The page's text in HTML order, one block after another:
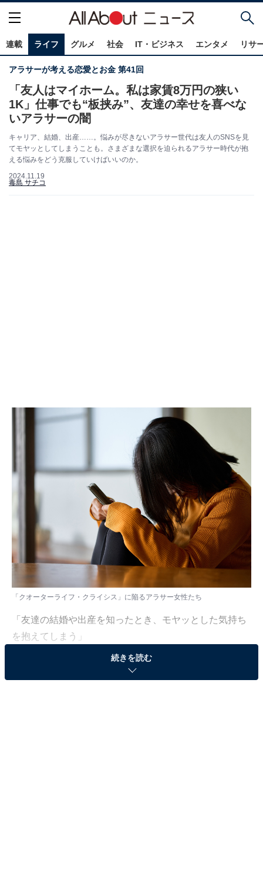
連載 ライフ グルメ 社会 IT・ビジネス エンタメ リサ
アラサーが考える恋愛とお金 第41回
「友人はマイホーム。私は家賃8万円の狭い
1K」仕事でも“板挟み”、友達の幸せを喜べな
いアラサーの闇
キャリア、結婚、出産……。悩みが尽きないアラサー世代は友人のSNSを見
てモヤッとしてしまうことも。さまざまな選択を迫られるアラサー時代が抱
える悩みをどう克服していけばいいのか。
2024.11.19
毒島 サチコ
「クオーターライフ・クライシス」に陥るアラサー女性たち
「友達の結婚や出産を知ったとき、モヤッとした気持ち
を抱えてしまう」
こう話すのは、筆者の高校時代の友人・亜美（仮名／32
続きを読む